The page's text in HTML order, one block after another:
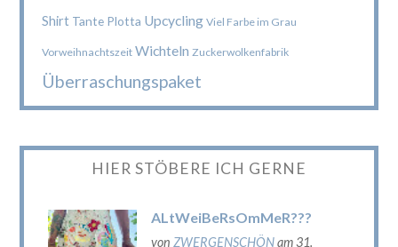
Shirt Tante Plotta Upcycling Viel Farbe im Grau
Vorweihnachtszeit Wichteln Zuckerwolkenfabrik
Überraschungspaket
HIER STÖBERE ICH GERNE
ALtWeiBeRsOmMeR???
von ZWERGENSCHÖNam 31.